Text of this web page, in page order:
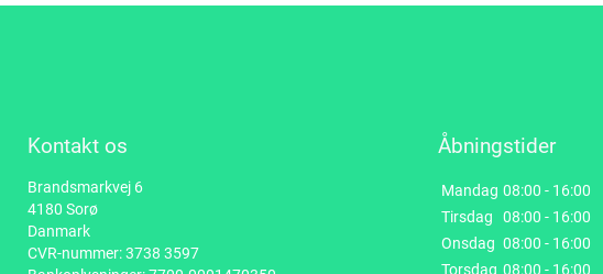
Kontakt os
Brandsmarkvej 6
4180 Sorø
Danmark
CVR-nummer: 3738 3597
Åbningstider
Mandag 08:00 - 16:00
Tirsdag
08:00 - 16:00
Onsdag 08:00 - 16:00
Torsdag 08:00 - 16:00